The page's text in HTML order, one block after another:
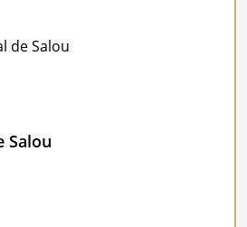
de Salou
Salou